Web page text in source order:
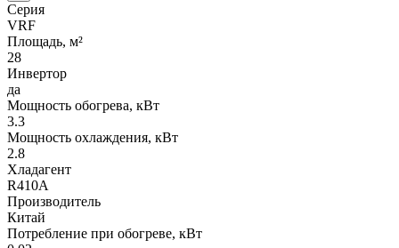
Серия
VRF
Площадь, м²
28
Инвертор
да
Мощность обогрева, кВт
3.3
Мощность охлаждения, кВт
2.8
Хладагент
R410A
Производитель
Китай
Потребление при обогреве, кВт